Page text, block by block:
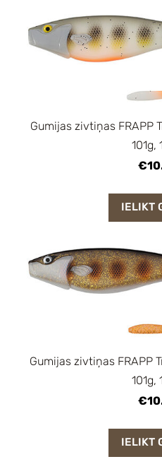
Gumijas zivtiņas FRAPP
101g,
IELIKT
Gumijas zivtiņas FRAPP
101g,
IELIKT